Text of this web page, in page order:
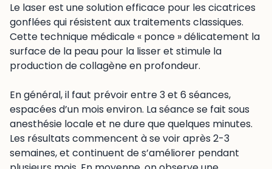
Le laser est une solution efficace pour les cicatrices
gonflées qui résistent aux traitements classiques.
Cette technique médicale « ponce » délicatement la
surface de la peau pour la lisser et stimule la
production de collagène en profondeur.
En général, il faut prévoir entre 3 et 6 séances,
espacées d’un mois environ. La séance se fait sous
anesthésie locale et ne dure que quelques minutes.
Les résultats commencent à se voir après 2-3
semaines, et continuent de s’améliorer pendant